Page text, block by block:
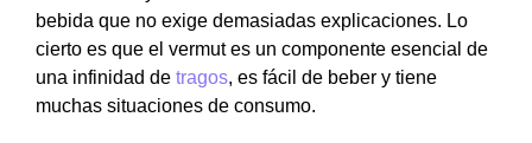
bebida que no exige demasiadas explicaciones. Lo
cierto es que el vermut es un componente esencial de
una infinidad de tragos, es fácil de beber y tiene
muchas situaciones de consumo.